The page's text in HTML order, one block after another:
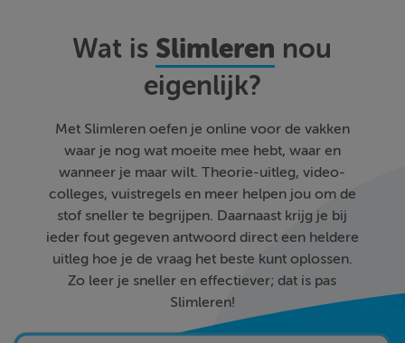
Wat is Slimleren nou
eigenlijk?
Met Slimleren oefen je online voor de vakken
waar je nog wat moeite mee hebt, waar en
wanneer je maar wilt. Theorie-uitleg, video-
colleges, vuistregels en meer helpen jou om de
stof sneller te begrijpen. Daarnaast krijg je bij
ieder fout gegeven antwoord direct een heldere
uitleg hoe je de vraag het beste kunt oplossen.
Zo leer je sneller en effectiever; dat is pas
Slimleren!